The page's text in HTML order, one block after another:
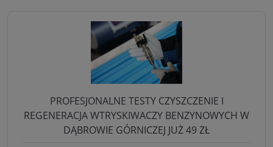
PROFESJONALNE TESTY CZYSZCZENIE I
REGENERACJA WTRYSKIWACZY BENZYNOWYCH W
DĄBROWIE GÓRNICZEJ JUŻ 49 ZŁ